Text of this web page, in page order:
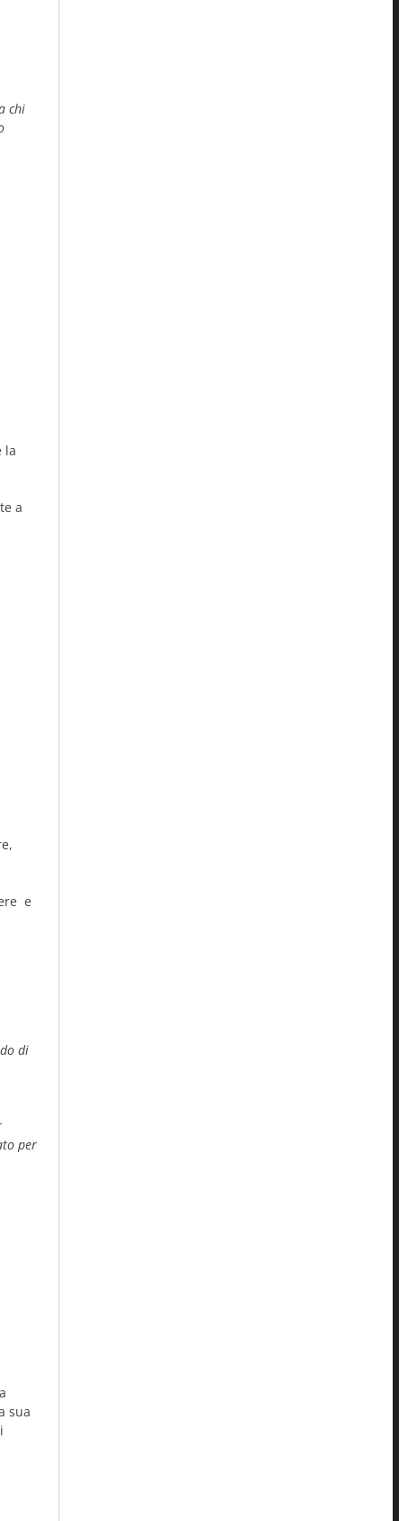
chi
la
a
e
di
per
sua